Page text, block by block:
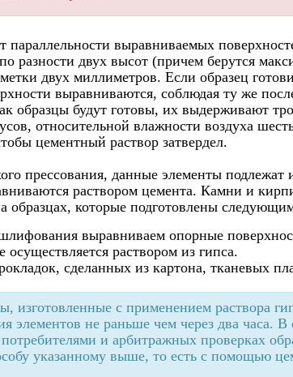
параллельности выравниваемых
разности двух высот (причем берутся
двух миллиметров. Если образец
выравниваются, соблюдая ту же
образцы будут готовы, их выдерживают
относительной влажности воздуха
цементный раствор затвердел.
прессования, данные элементы
раствором цемента. Камни и
образцах, которые подготовлены
выравниваем опорные
раствором из гипса.
сделанных из картона, тканевых
изготовленные с применением раствора
элементов не раньше чем через два часа. В
и арбитражных проверках
указанному выше, то есть с помощью